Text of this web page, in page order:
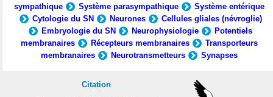
sympathique
Système parasympathique
Système entérique
Cytologie du SN
Neurones
Cellules gliales (névroglie)
Embryologie du SN
Neurophysiologie
Potentiels
membranaires
Récepteurs membranaires
Transporteurs
membranaires
Neurotransmetteurs Synapses
Citation